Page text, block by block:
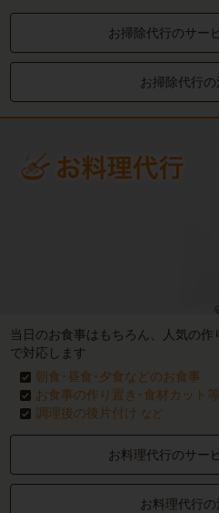
お掃除代行のサー
お掃除代行の
当日のお食事はもちろん、人気の作
で対応します
朝食･昼食･夕食などのお食事
お食事の作り置き･食材カット等
調理後の後片付け など
お料理代行のサー
お料理代行の